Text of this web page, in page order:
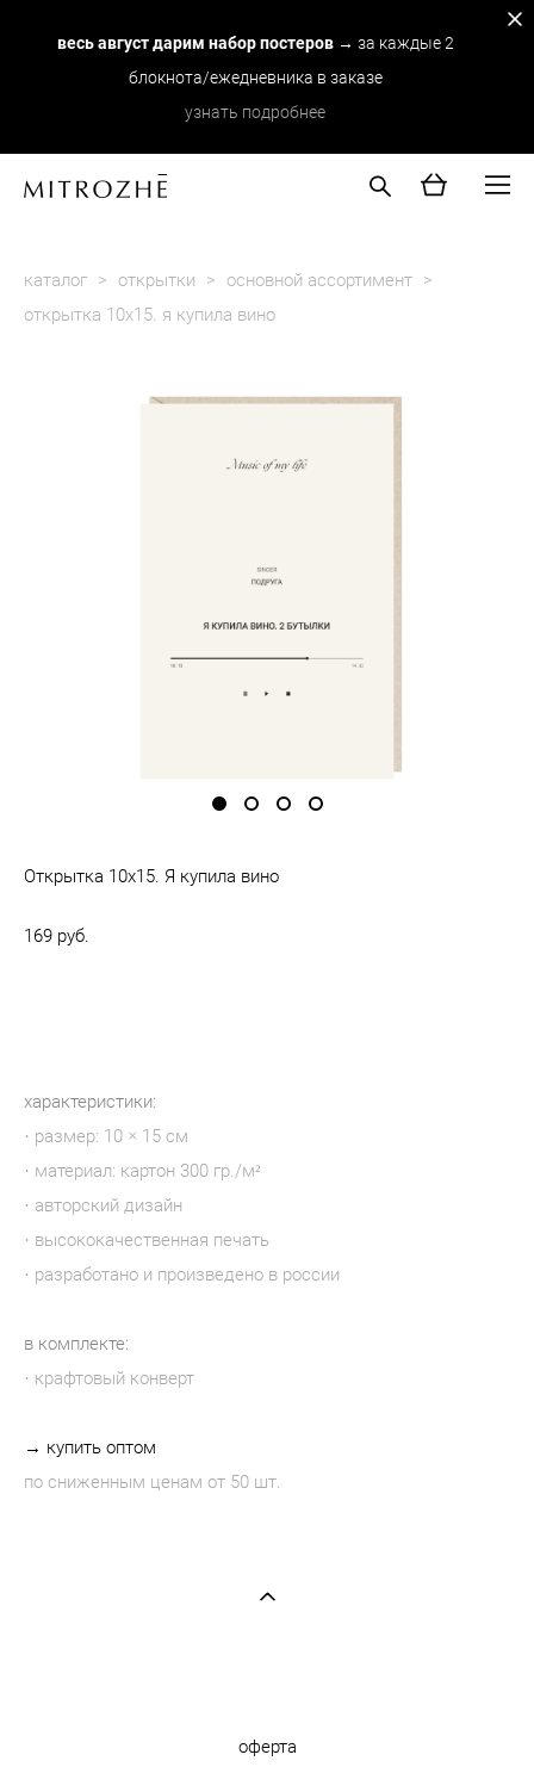
весь август дарим набор постеров→ за каждые 2
блокнота/ежедневника в заказе
узнать подробнее
каталог > открытки > основной ассортимент >
открытка 10х15. я купила вино
Открытка 10х15. Я купила вино
169 pуб.
характеристики:
· размер: 10 × 15 см
· материал: картон 300 гр./м²
· авторский дизайн
· высококачественная печать
· разработано и произведено в россии
в комплекте:
· крафтовый конверт
→ купить оптом
по сниженным ценам от 50 шт.
оферта